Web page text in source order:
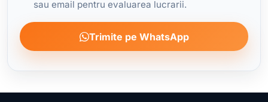
sau email pentru evaluarea lucrarii.
Trimite pe WhatsApp